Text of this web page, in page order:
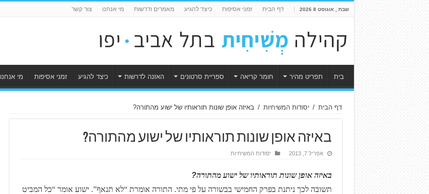
שבת , אוגוסט 8 2026 דף הבית זמני אסיפות כיצד להגיע מאמרים ודרשות מי אנחנו צור קשר
בית תפריט מהיר חומר קריאה ספריית סרטונים האזנה לדרשות כיצד להגיע זמני אסיפות מי אנחנו
דף הבית / יסודות המשיחיות / באיזה אופן שונות תוראותיו של ישוע מהתורה?
באיזה אופן שונות תוראותיו של ישוע מהתורה?
אפריל 7, 2013 יסודות המשיחיות
באיזה אופן שונות תוראותיו של ישוע מהתורה?
תשובה לכך ניתנת בפרק החמישי בבשורה על פי מתי. התורה אומרת “לא תנאף”. ישוע אומר “כל המביט